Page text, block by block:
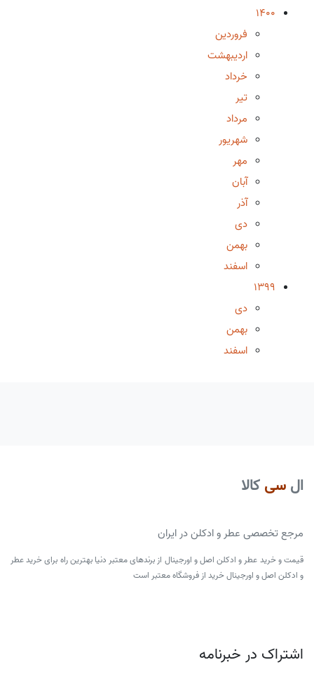
1400
فروردین
اردیبهشت
خرداد
تیر
مرداد
شهریور
مهر
آبان
آذر
دی
بهمن
اسفند
1399
دی
بهمن
اسفند
ال سی کالا
مرجع تخصصی عطر و ادکلن در ایران
قیمت و خرید عطر و ادکلن اصل و اورجینال از برندهای معتبر دنیا بهترین راه برای خرید عطر
و ادکلن اصل و اورجینال خرید از فروشگاه معتبر است
اشتراک در خبرنامه